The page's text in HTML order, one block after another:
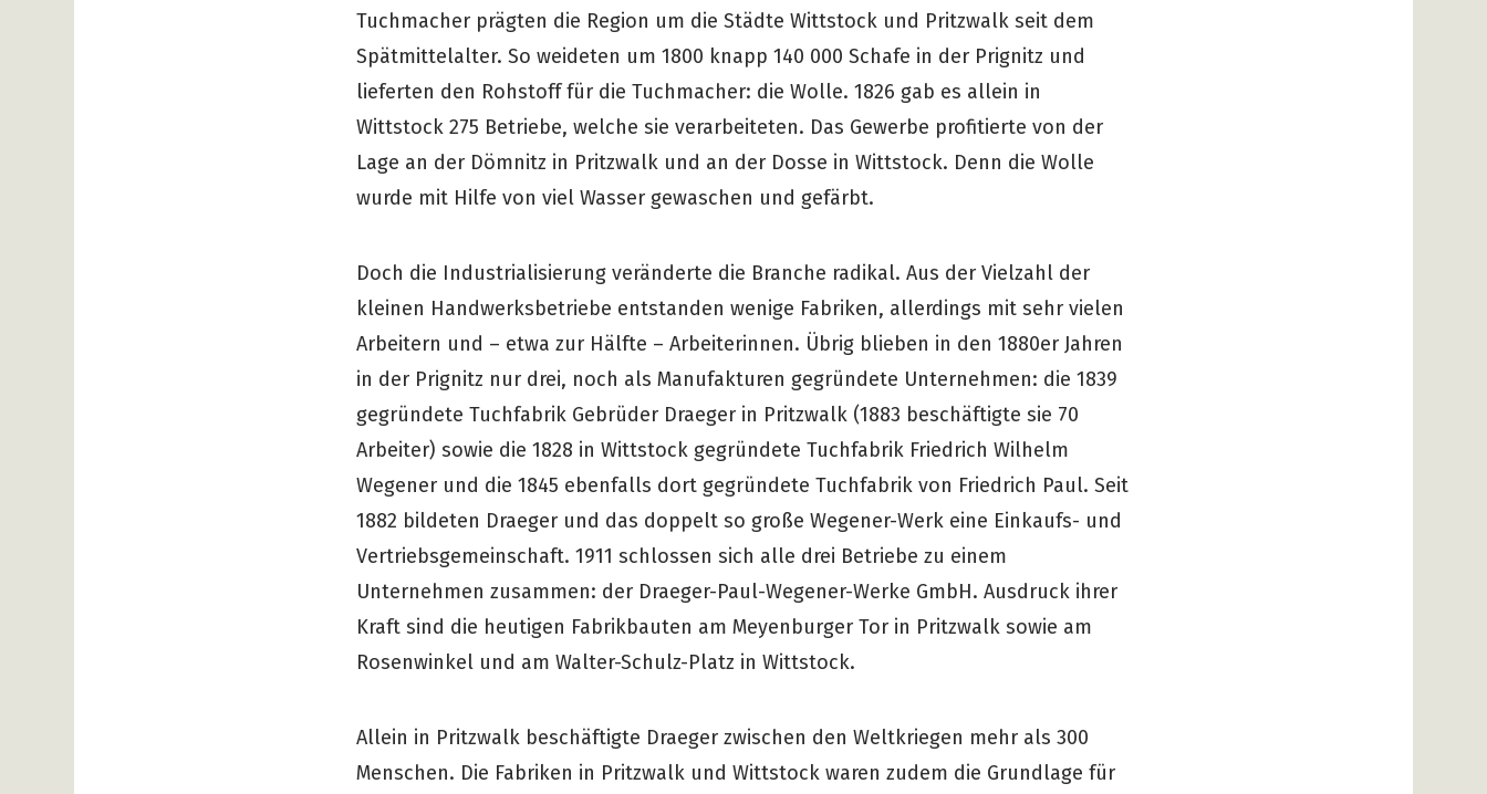
Tuchmacher prägten die Region um die Städte Wittstock und Pritzwalk seit dem
Spätmittelalter. So weideten um 1800 knapp 140 000 Schafe in der Prignitz und
lieferten den Rohstoff für die Tuchmacher: die Wolle. 1826 gab es allein in
Wittstock 275 Betriebe, welche sie verarbeiteten. Das Gewerbe profitierte von der
Lage an der Dömnitz in Pritzwalk und an der Dosse in Wittstock. Denn die Wolle
wurde mit Hilfe von viel Wasser gewaschen und gefärbt.
Doch die Industrialisierung veränderte die Branche radikal. Aus der Vielzahl der
kleinen Handwerksbetriebe entstanden wenige Fabriken, allerdings mit sehr vielen
Arbeitern und – etwa zur Hälfte – Arbeiterinnen. Übrig blieben in den 1880er Jahren
in der Prignitz nur drei, noch als Manufakturen gegründete Unternehmen: die 1839
gegründete Tuchfabrik Gebrüder Draeger in Pritzwalk (1883 beschäftigte sie 70
Arbeiter) sowie die 1828 in Wittstock gegründete Tuchfabrik Friedrich Wilhelm
Wegener und die 1845 ebenfalls dort gegründete Tuchfabrik von Friedrich Paul. Seit
1882 bildeten Draeger und das doppelt so große Wegener-Werk eine Einkaufs- und
Vertriebsgemeinschaft. 1911 schlossen sich alle drei Betriebe zu einem
Unternehmen zusammen: der Draeger-Paul-Wegener-Werke GmbH. Ausdruck ihrer
Kraft sind die heutigen Fabrikbauten am Meyenburger Tor in Pritzwalk sowie am
Rosenwinkel und am Walter-Schulz-Platz in Wittstock.
Allein in Pritzwalk beschäftigte Draeger zwischen den Weltkriegen mehr als 300
Menschen. Die Fabriken in Pritzwalk und Wittstock waren zudem die Grundlage für